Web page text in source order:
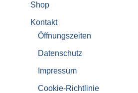
Shop
Kontakt
Öffnungszeiten
Datenschutz
Impressum
Cookie-Richtlinie